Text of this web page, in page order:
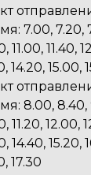
7.00, 7.20,
11.00, 11.40,
14.20, 15.00,
8.00, 8.40,
11.20, 12.00,
14.40, 15.20,
17.30